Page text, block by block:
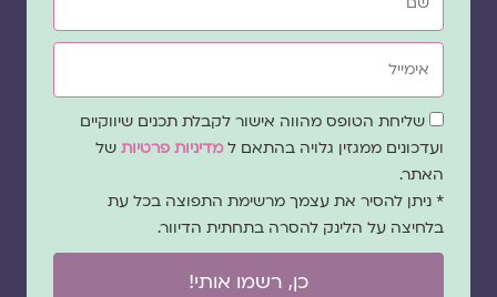
אימייל
שדהשליחת הטופס מהווה אישור לקבלת תכנים שיווקיים
ועדכונים ממגזין גלויה בהתאם ל מדיניות פרטיותשל
האתר.
* ניתן להסיר את עצמך מרשימת התפוצה בכל עת
בלחיצה על הלינק להסרה בתחתית הדיוור.
כן, רשמו אותי!